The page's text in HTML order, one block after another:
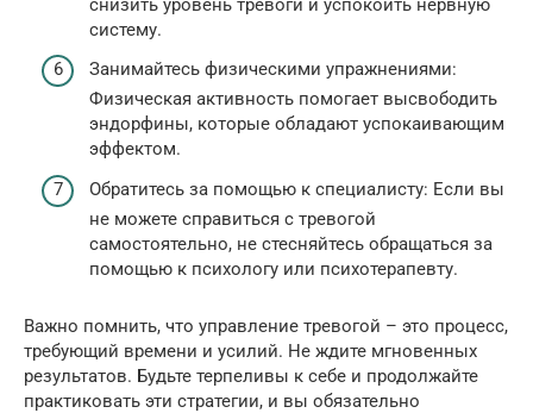
снизить уровень тревоги и успокоить нервную
систему.
Занимайтесь физическими упражнениями:
Физическая активность помогает высвободить
эндорфины, которые обладают успокаивающим
эффектом.
Обратитесь за помощью к специалисту: Если вы
не можете справиться с тревогой
самостоятельно, не стесняйтесь обращаться за
помощью к психологу или психотерапевту.
Важно помнить, что управление тревогой – это процесс,
требующий времени и усилий. Не ждите мгновенных
результатов. Будьте терпеливы к себе и продолжайте
практиковать эти стратегии, и вы обязательно